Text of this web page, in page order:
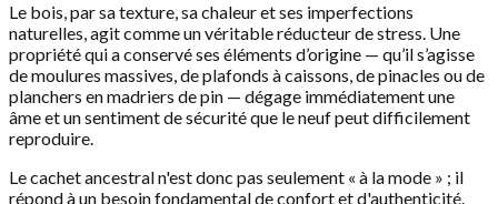
Le bois, par sa texture, sa chaleur et ses imperfections
naturelles, agit comme un véritable réducteur de stress. Une
propriété qui a conservé ses éléments d’origine — qu’il s’agisse
de moulures massives, de plafonds à caissons, de pinacles ou de
planchers en madriers de pin — dégage immédiatement une
âme et un sentiment de sécurité que le neuf peut difficilement
reproduire.
Le cachet ancestral n'est donc pas seulement « à la mode » ; il
répond à un besoin fondamental de confort et d'authenticité.